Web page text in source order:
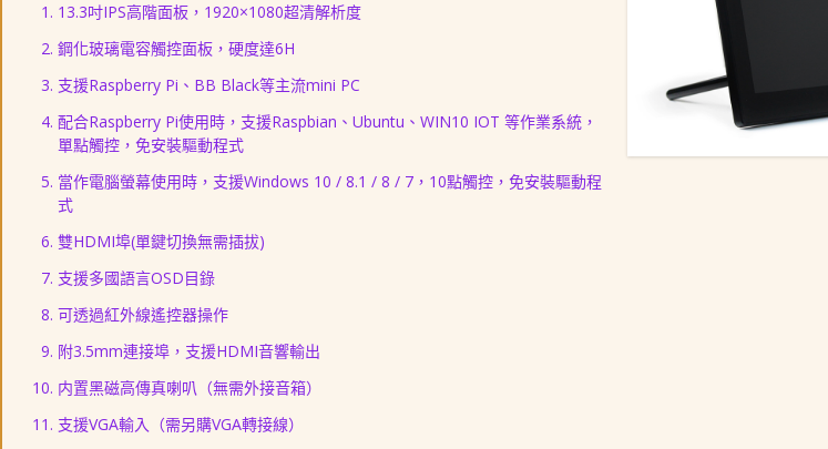
13.3吋IPS高階面板，1920×1080超清解析度
鋼化玻璃電容觸控面板，硬度達6H
支援Raspberry Pi、BB Black等主流mini PC
配合Raspberry Pi使用時，支援Raspbian、Ubuntu、WIN10 IOT 等作業系統，
單點觸控 ，免安裝驅動程式
當作電腦螢幕使用時，支援Windows 10 / 8.1 / 8 / 7，10點觸控 ，免安裝驅動程
式
雙HDMI埠(單鍵切換無需插拔)
支援多國語言OSD目錄
可透過紅外線遙控器操作
附3.5mm連接埠，支援HDMI音響輸出
内置黑磁高傳真喇叭（無需外接音箱）
支援VGA輸入（需另購VGA轉接線）